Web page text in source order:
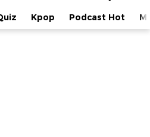
Kpop Podcast Hot